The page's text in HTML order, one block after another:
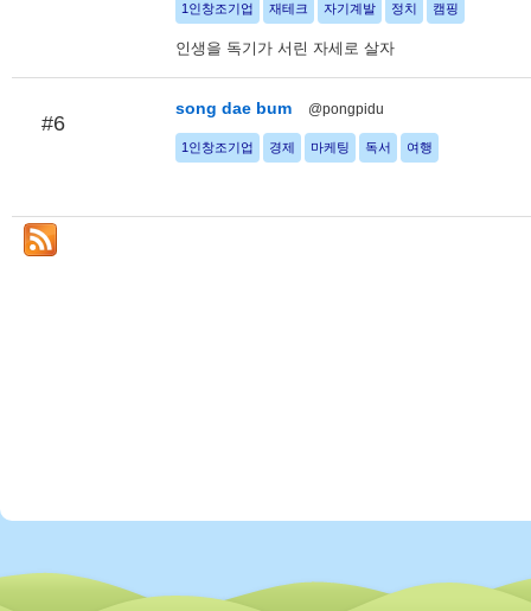
1인창조기업 재테크 자기계발 정치 캠핑
인생을 독기가 서린 자세로 살자
#6
song dae bum @pongpidu
1인창조기업 경제 마케팅 독서 여행